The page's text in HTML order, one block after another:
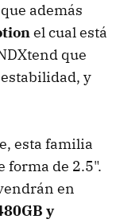
además
el cual está
que
y
esta familia
forma de 2.5".
en
y